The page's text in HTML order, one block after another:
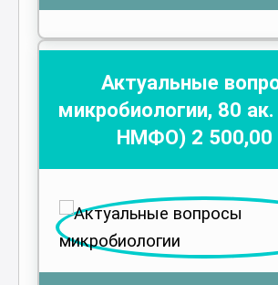
Актуальные
микробиологии, 80
НМФО) 2 500